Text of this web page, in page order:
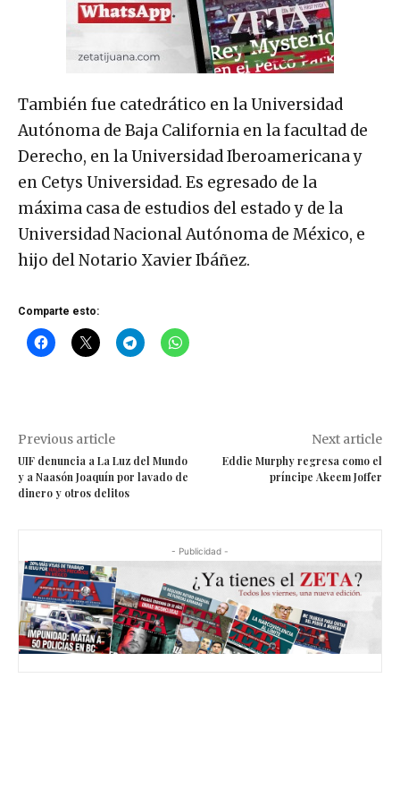
También fue catedrático en la Universidad
Autónoma de Baja California en la facultad de
Derecho, en la Universidad Iberoamericana y
en Cetys Universidad. Es egresado de la
máxima casa de estudios del estado y de la
Universidad Nacional Autónoma de México, e
hijo del Notario Xavier Ibáñez.
Comparte esto:
Previous article
UIF denuncia a La Luz del Mundo
y a Naasón Joaquín por lavado de
dinero y otros delitos
Next article
Eddie Murphy regresa como el
príncipe Akeem Joffer
- Publicidad -